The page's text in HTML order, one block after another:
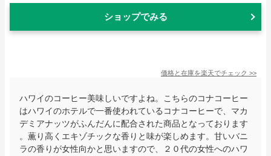
ショップでみる
価格と在庫を楽天でチェック >>
ハワイのコーヒー美味しいですよね。こちらのコナコーヒー
はハワイのホテルで一番使われているコナコーヒーで、マカ
デミアナッツがふんだんに配合された商品となっております
。薫り高くエキゾチックな香りと味が楽しめます。甘いバニ
ラの香りが女性向かと思いますので、２０代の女性へのハワ